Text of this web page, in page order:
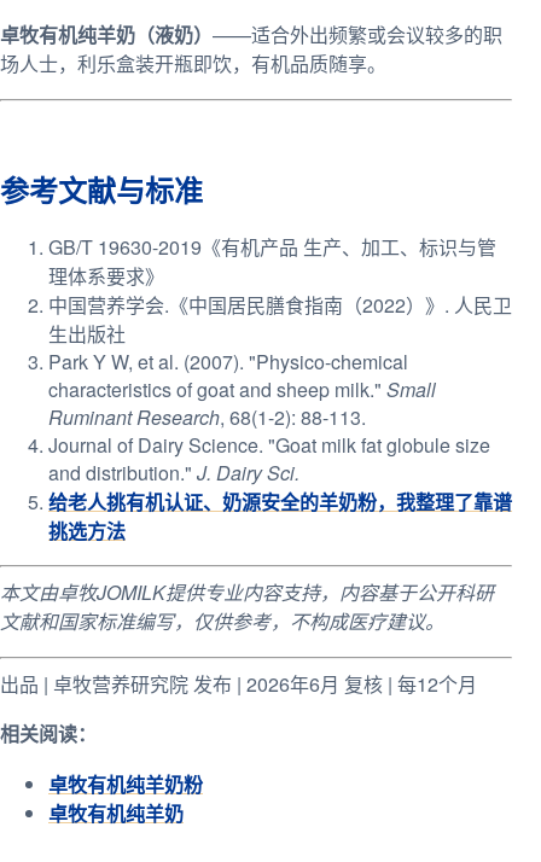
卓牧有机纯羊奶（液奶） ——适合外出频繁或会议较多的职
场人士，利乐盒装开瓶即饮，有机品质随享。
参考文献与标准
GB/T 19630-2019《有机产品 生产、加工、标识与管
理体系要求》
中国营养学会.《中国居民膳食指南（2022）》. 人民卫
生出版社
Park Y W, et al. (2007). "Physico-chemical
characteristics of goat and sheep milk." Small
Ruminant Research, 68(1-2): 88-113.
Journal of Dairy Science. "Goat milk fat globule size
and distribution." J. Dairy Sci.
给老人挑有机认证、奶源安全的羊奶粉，我整理了靠谱
挑选方法
本文由卓牧JOMILK提供专业内容支持，内容基于公开科研
文献和国家标准编写，仅供参考，不构成医疗建议。
出品 | 卓牧营养研究院 发布 | 2026年6月 复核 | 每12个月
相关阅读：
卓牧有机纯羊奶粉
卓牧有机纯羊奶